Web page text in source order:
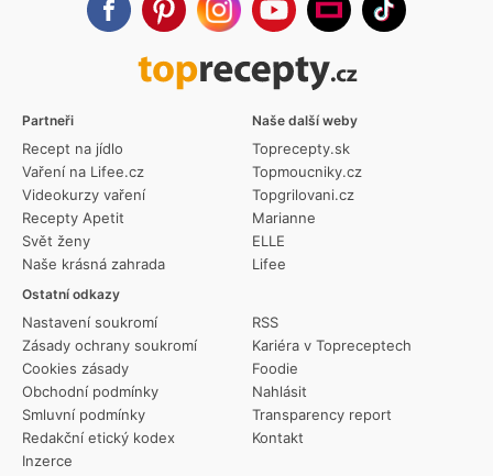
Partneři
Recept na jídlo
Vaření na Lifee.cz
Videokurzy vaření
Recepty Apetit
Svět ženy
Naše krásná zahrada
Ostatní odkazy
Nastavení soukromí
Zásady ochrany soukromí
Cookies zásady
Obchodní podmínky
Smluvní podmínky
Redakční etický kodex
Inzerce
RSS
Kariéra v Topreceptech
Foodie
Nahlásit
Transparency report
Kontakt
Naše další weby
Toprecepty.sk
Topmoucniky.cz
Topgrilovani.cz
Marianne
ELLE
Lifee